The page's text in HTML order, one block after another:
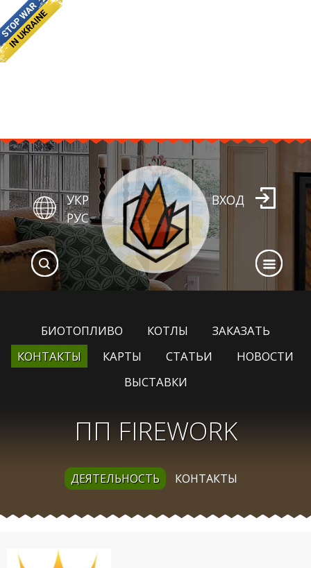
УКР
РУС
ВХОД
БИОТОПЛИВО КОТЛЫ
ЗАКАЗАТЬ
КОНТАКТЫ
КАРТЫ СТАТЬИ
НОВОСТИ
ВЫСТАВКИ
ПП FIREWORK
ДЕЯТЕЛЬНОСТЬ КОНТАКТЫ